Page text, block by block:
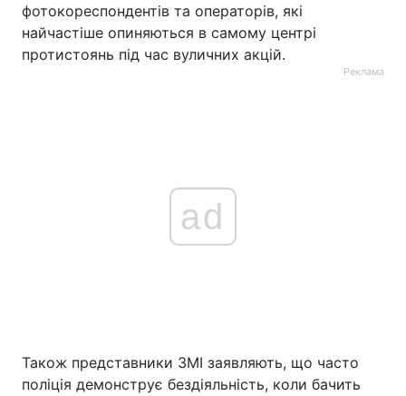
фотокореспондентів та операторів, які
найчастіше опиняються в самому центрі
протистоянь під час вуличних акцій.
Реклама
ad
Також представники ЗМІ заявляють, що часто
поліція демонструє бездіяльність, коли бачить